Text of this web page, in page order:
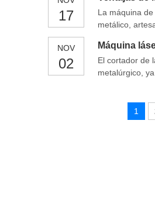
17
La máquina
metálico,
se puede
NOV
02
Máquina
El cortador de
metalúrgico,
1